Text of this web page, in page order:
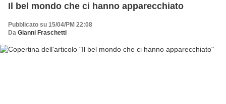
Il bel mondo che ci hanno apparecchiato
Pubblicato su 15/04/PM 22:08
Da Gianni Fraschetti